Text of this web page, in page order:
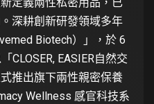
定義兩性私密用品，已
深耕創新研發領域多年
Biotech）」，於 6
CLOSER, EASIER自然交
推出旗下兩性親密保養
Wellness 感官科技系